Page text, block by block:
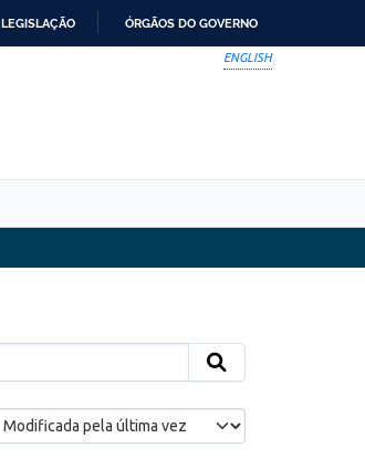
LEGISLAÇÃO ÓRGÃOS DO GOVERNO
ENGLISH